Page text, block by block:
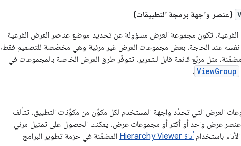
(عنصر واجهة برمجة التطبيقات)
تكون مجموعة العرض مسؤولة عن تحديد موضع عناصر العرض الفرعية
نفسه عند الحاجة. بعض مجموعات العرض غير مرئية وهي مخصّصة للتصميم فقط،
مثل مربّع قائمة قابل للتمرير. تتوفّر طرق العرض الخاصة بالمجموعات في
ViewGroup
.
العرض التي تحدّد واجهة المستخدم لكل مكوّن من مكوّنات التطبيق. تتألف
عرض واحد أو أكثر أو مجموعات عرض. يمكنك الحصول على تمثيل مرئي
باستخدام أداة Hierarchy Viewer
المضمّنة في حزمة تطوير البرامج